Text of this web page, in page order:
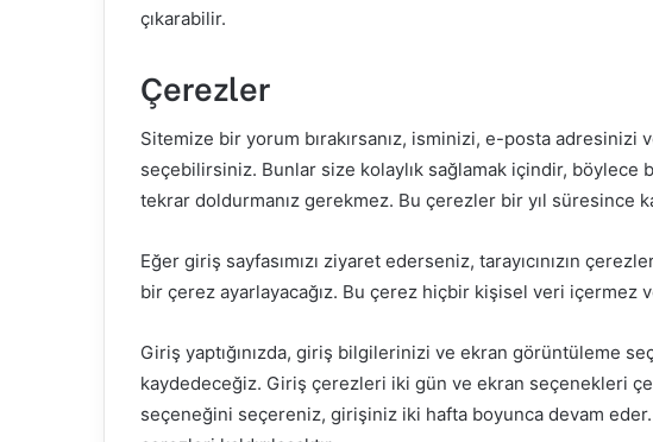
çıkarabilir.
Çerezler
Sitemize bir yorum bırakırsanız, isminizi, e-posta
seçebilirsiniz. Bunlar size kolaylık sağlamak içindir, böylece
tekrar doldurmanız gerekmez. Bu çerezler bir yıl süresince
Eğer giriş sayfasımızı ziyaret ederseniz, tarayıcınızın
bir çerez ayarlayacağız. Bu çerez hiçbir kişisel veri içermez ve
Giriş yaptığınızda, giriş bilgilerinizi ve ekran görüntüleme
kaydedeceğiz. Giriş çerezleri iki gün ve ekran seçenekleri
seçeneğini seçereniz, girişiniz iki hafta boyunca devam eder.